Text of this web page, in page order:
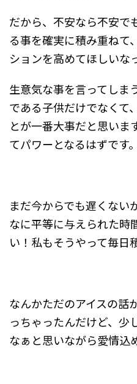
だから、不安なら不安で
る事を確実に積み重ねて
ションを高めてほしいな
生意気な事を言ってしま
である子供だけでなくて
とが一番大事だと思いま
てパワーとなるはずです。
まだ今からでも遅くない
なに平等に与えられた時
い！私もそうやって毎日
なんかただのアイスの話
っちゃったんだけど、少
なぁと思いながら愛情込